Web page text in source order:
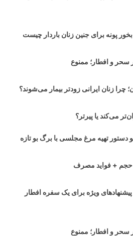
پونه برای جنین زنان باردار چیست
و افطار؛ ممنوع
زنان ایرانی زودتر بیمار می‌شوند؟
می‌کند یا پیرتر؟
تهیه مرغ مجلسی با برگ بو تازه
حجم + فواید مصرف
ویژه برای یک سفره افطار
و افطار؛ ممنوع